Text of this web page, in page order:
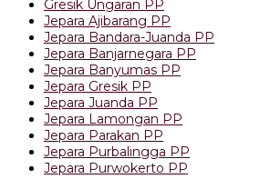
Gresik Ungaran PP
Jepara Ajibarang PP
Jepara Bandara-Juanda PP
Jepara Banjarnegara PP
Jepara Banyumas PP
Jepara Gresik PP
Jepara Juanda PP
Jepara Lamongan PP
Jepara Parakan PP
Jepara Purbalingga PP
Jepara Purwokerto PP